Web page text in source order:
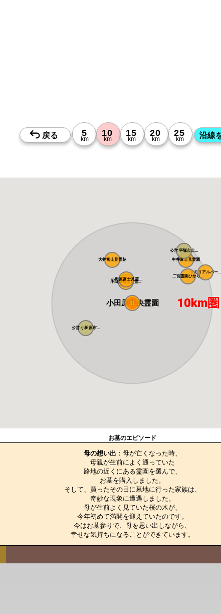
小田原富士見霊...
中井富士見霊園
メモリアルパー...
二宮霊園ひかり...
公営 小田原市...
公営 平塚市土...
小田原富士見霊...
大井富士見霊苑
小田原中央霊園 10km圏
お墓のエピソード
母の想い出 ：母が亡くなった時、
母親が生前によく通っていた
路地の近くにある霊園を選んで、
お墓を購入しました。
そして、買ったその日に墓地に行った家族は、
奇妙な現象に遭遇しました。
母が生前よく見ていた桜の木が、
今年初めて満開を迎えていたのです。
今はお墓参りで、母を思い出しながら、
幸せな気持ちになることができています。